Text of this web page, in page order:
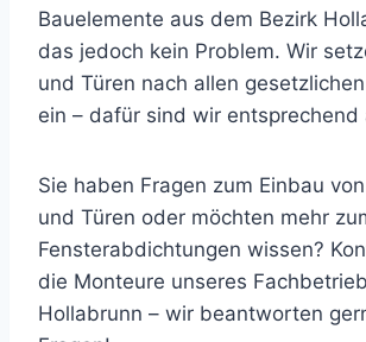
Bauelemente aus dem Bezirk
das jedoch kein Problem. Wir
und Türen nach allen
ein – dafür sind wir entsprechend
Sie haben Fragen zum Einbau
und Türen oder möchten mehr
Fensterabdichtungen wissen?
die Monteure unseres
Hollabrunn – wir beantworten